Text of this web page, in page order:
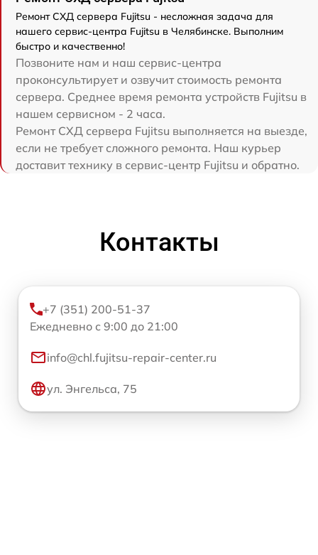
Ремонт СХД сервера Fujitsu - несложная задача для
нашего сервис-центра Fujitsu в Челябинске. Выполним
быстро и качественно!
Позвоните нам и наш сервис-центра
проконсультирует и озвучит стоимость ремонта
сервера. Среднее время ремонта устройств Fujitsu в
нашем сервисном - 2 часа.
Ремонт СХД сервера Fujitsu выполняется на выезде,
если не требует сложного ремонта. Наш курьер
доставит технику в сервис-центр Fujitsu и обратно.
Контакты
+7 (351) 200-51-37
Ежедневно с 9:00 до 21:00
info@chl.fujitsu-repair-center.ru
ул. Энгельса, 75